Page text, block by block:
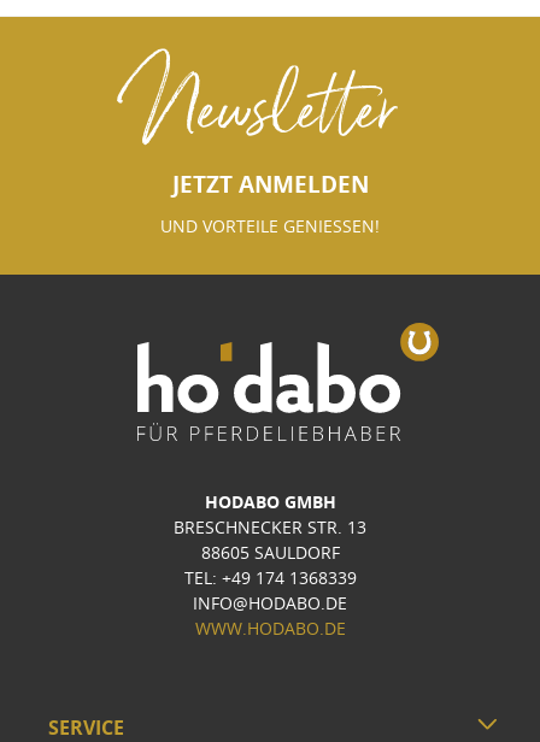
Newsletter
JETZT ANMELDEN
UND VORTEILE GENIESSEN!
HODABO GMBH
BRESCHNECKER STR. 13
88605 SAULDORF
TEL: +49 174 1368339
INFO@HODABO.DE
WWW.HODABO.DE
SERVICE